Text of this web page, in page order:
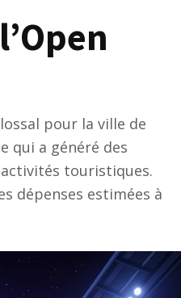
pour la ville de
qui a généré des
touristiques.
dépenses estimées à